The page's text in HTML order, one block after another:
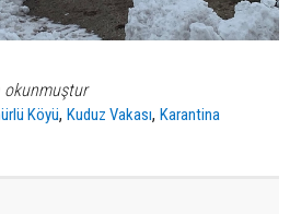
okunmuştur
Köyü,Kuduz Vakası,Karantina